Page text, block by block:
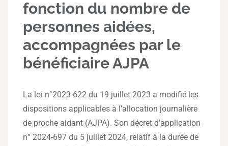
fonction du nombre de
personnes aidées,
accompagnées par le
bénéficiaire AJPA
La loi n°2023-622 du 19 juillet 2023 a modifié les
dispositions applicables à l’allocation journalière
de proche aidant (AJPA). Son décret d’application
n° 2024-697 du 5 juillet 2024, relatif à la durée de